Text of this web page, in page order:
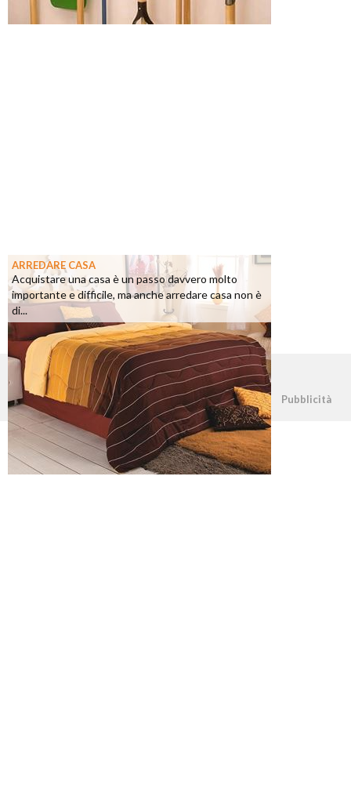
ARREDARE CASA
Acquistare una casa è un passo davvero molto
importante e difficile, ma anche arredare casa non è
di...
©2026 - casapratica.net - p.iva 03338800984 Pubblicità